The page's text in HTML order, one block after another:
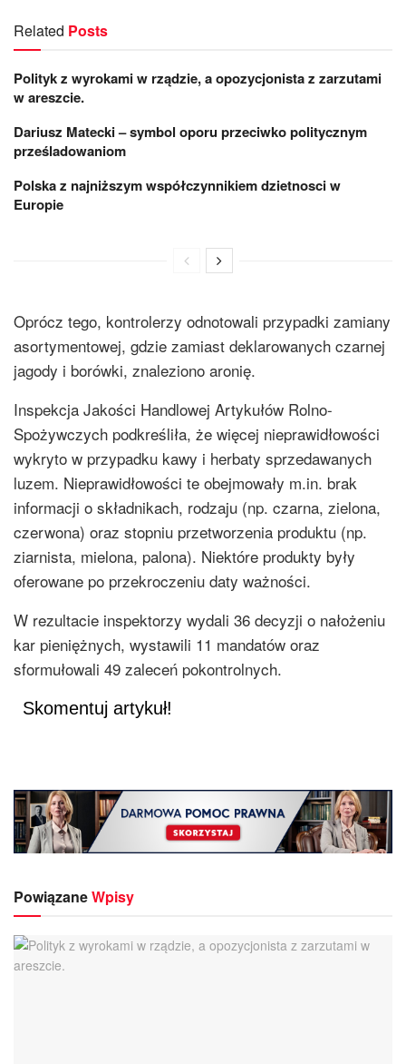
Related Posts
Polityk z wyrokami w rządzie, a opozycjonista z zarzutami
w areszcie.
Dariusz Matecki – symbol oporu przeciwko politycznym
prześladowaniom
Polska z najniższym współczynnikiem dzietnosci w
Europie
Oprócz tego, kontrolerzy odnotowali przypadki zamiany
asortymentowej, gdzie zamiast deklarowanych czarnej
jagody i borówki, znaleziono aronię.
Inspekcja Jakości Handlowej Artykułów Rolno-
Spożywczych podkreśliła, że więcej nieprawidłowości
wykryto w przypadku kawy i herbaty sprzedawanych
luzem. Nieprawidłowości te obejmowały m.in. brak
informacji o składnikach, rodzaju (np. czarna, zielona,
czerwona) oraz stopniu przetworzenia produktu (np.
ziarnista, mielona, palona). Niektóre produkty były
oferowane po przekroczeniu daty ważności.
W rezultacie inspektorzy wydali 36 decyzji o nałożeniu
kar pieniężnych, wystawili 11 mandatów oraz
sformułowali 49 zaleceń pokontrolnych.
Skomentuj artykuł!
PowiązaneWpisy